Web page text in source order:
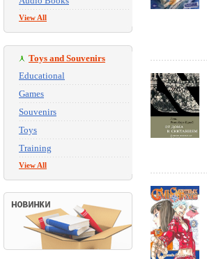
View All
Toys and Souvenirs
Educational
Games
Souvenirs
Toys
Training
View All